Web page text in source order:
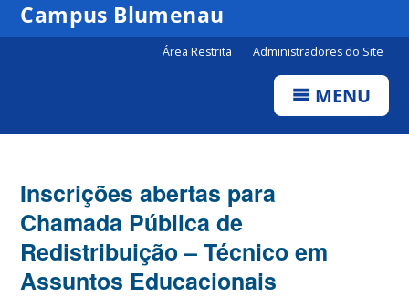
Campus Blumenau
Área Restrita Administradores do Site
MENU
Inscrições abertas para
Chamada Pública de
Redistribuição – Técnico em
Assuntos Educacionais